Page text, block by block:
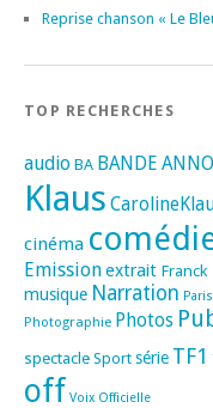
Reprise chanson « Le
TOP RECHERCHES
audio BA BANDE
Klaus
cinéma
Emissionextrait
musique Narration Paris
Photographie Photos
spectacle Sport série TF1
off Voix Officielle